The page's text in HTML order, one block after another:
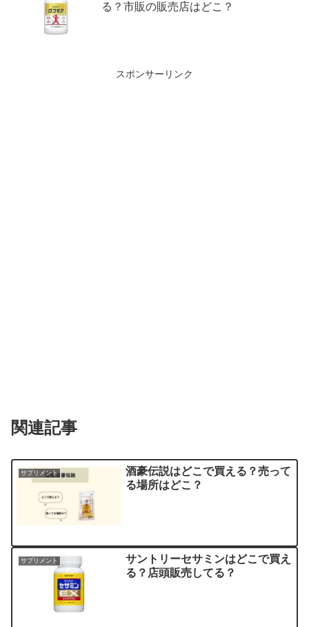
る？市販の販売店はどこ？
スポンサーリンク
関連記事
サプリメント
酒豪伝説はどこで買える？売って
る場所はどこ？
サプリメント
サントリーセサミンはどこで買え
る？店頭販売してる？